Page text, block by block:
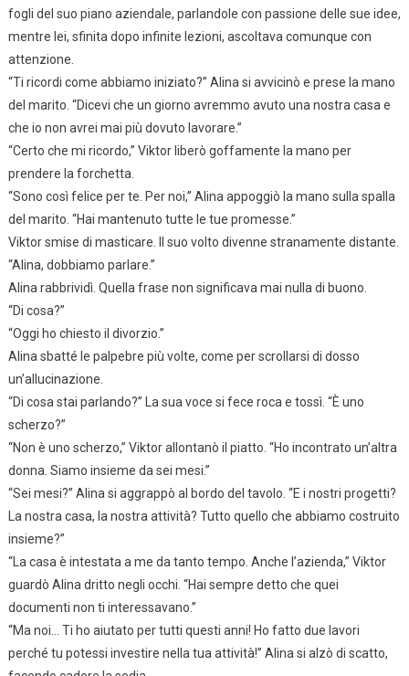
fogli del suo piano aziendale, parlandole con passione delle sue idee,
mentre lei, sfinita dopo infinite lezioni, ascoltava comunque con
attenzione.
“Ti ricordi come abbiamo iniziato?” Alina si avvicinò e prese la mano
del marito. “Dicevi che un giorno avremmo avuto una nostra casa e
che io non avrei mai più dovuto lavorare.”
“Certo che mi ricordo,” Viktor liberò goffamente la mano per
prendere la forchetta.
“Sono così felice per te. Per noi,” Alina appoggiò la mano sulla spalla
del marito. “Hai mantenuto tutte le tue promesse.”
Viktor smise di masticare. Il suo volto divenne stranamente distante.
“Alina, dobbiamo parlare.”
Alina rabbrividì. Quella frase non significava mai nulla di buono.
“Di cosa?”
“Oggi ho chiesto il divorzio.”
Alina sbatté le palpebre più volte, come per scrollarsi di dosso
un’allucinazione.
“Di cosa stai parlando?” La sua voce si fece roca e tossì. “È uno
scherzo?”
“Non è uno scherzo,” Viktor allontanò il piatto. “Ho incontrato un’altra
donna. Siamo insieme da sei mesi.”
“Sei mesi?” Alina si aggrappò al bordo del tavolo. “E i nostri progetti?
La nostra casa, la nostra attività? Tutto quello che abbiamo costruito
insieme?”
“La casa è intestata a me da tanto tempo. Anche l’azienda,” Viktor
guardò Alina dritto negli occhi. “Hai sempre detto che quei
documenti non ti interessavano.”
“Ma noi… Ti ho aiutato per tutti questi anni! Ho fatto due lavori
perché tu potessi investire nella tua attività!” Alina si alzò di scatto,